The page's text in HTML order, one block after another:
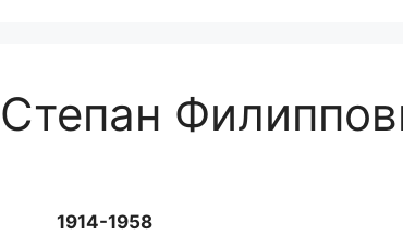
1914-1958